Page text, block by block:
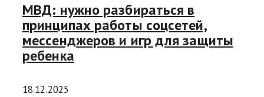
МВД: нужно разбираться в
принципах работы соцсетей,
мессенджеров и игр для защиты
ребенка
18.12.2025